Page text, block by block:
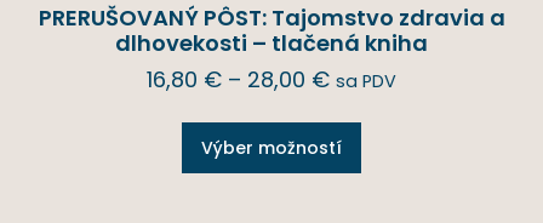
PRERUŠOVANÝ PÔST: Tajomstvo zdravia a
dlhovekosti – tlačená kniha
16,80 € – 28,00 € sa PDV
Výber možností